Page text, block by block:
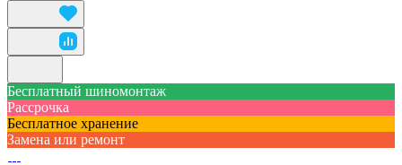
Бесплатный шиномонтаж
Рассрочка
Бесплатное хранение
Замена или ремонт